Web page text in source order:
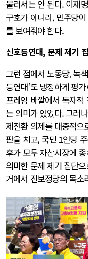
물러서는 안 된다. 이재
구호가 아니라, 민주당
를 보여줘야 한다.
신호등연대, 문제 제기
그런 점에서 노동당, 녹
등연대’도 냉정하게 평
프레임 바깥에서 독자적
는 의미가 있었다. 그러
제전환 의제를 대중적으
판을 치고, 국민 1인당
후가 모두 자산시장에
의미한 문제 제기 집단
거에서 진보정당의 목소